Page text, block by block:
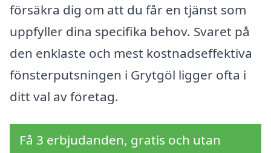
försäkra dig om att du får en tjänst som
uppfyller dina specifika behov. Svaret på
den enklaste och mest kostnadseffektiva
fönsterputsningen i Grytgöl ligger ofta i
ditt val av företag.
Få 3 erbjudanden, gratis och utan